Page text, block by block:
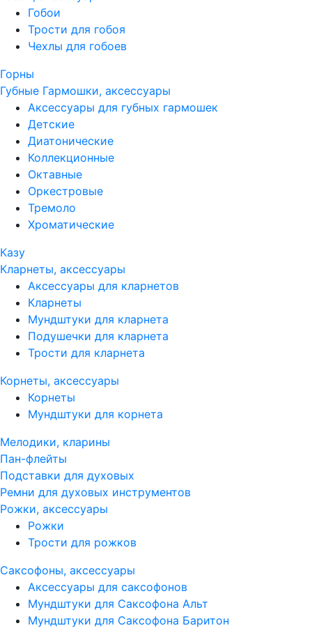
Гобои
Трости для гобоя
Чехлы для гобоев
Горны
Губные Гармошки, аксессуары
Аксессуары для губных гармошек
Детские
Диатонические
Коллекционные
Октавные
Оркестровые
Тремоло
Хроматические
Казу
Кларнеты, аксессуары
Аксессуары для кларнетов
Кларнеты
Мундштуки для кларнета
Подушечки для кларнета
Трости для кларнета
Корнеты, аксессуары
Корнеты
Мундштуки для корнета
Мелодики, кларины
Пан-флейты
Подставки для духовых
Ремни для духовых инструментов
Рожки, аксессуары
Рожки
Трости для рожков
Саксофоны, аксессуары
Аксессуары для саксофонов
Мундштуки для Саксофона Альт
Мундштуки для Саксофона Баритон